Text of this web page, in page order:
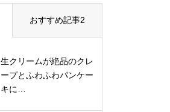
おすすめ記事2
生クリームが絶品のクレ
ープとふわふわパンケー
キに…